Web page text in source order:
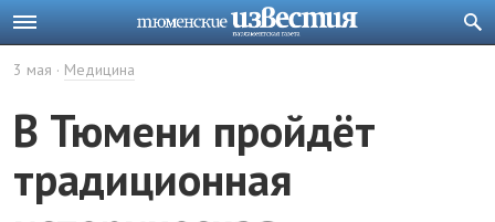
3 мая Медицина
В Тюмени пройдёт
традиционная